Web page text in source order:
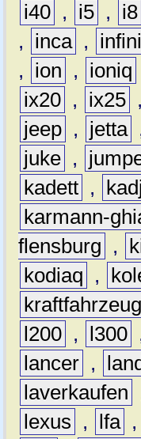
i40 , i5 , i8
,
inca ,
,
ion , ioniq
ix20 , ix25 ,
jeep , jetta
juke ,
kadett ,
karmann-
flensburg
,
kodiaq
,
kraftfahrzeug
l200 , l300
lancer ,
laverkaufen
lexus
, lfa ,